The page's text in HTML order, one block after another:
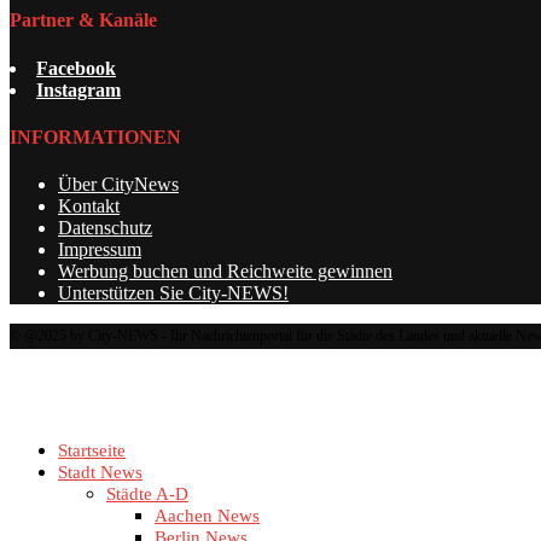
Partner & Kanäle
Facebook
Instagram
INFORMATIONEN
Über CityNews
Kontakt
Datenschutz
Impressum
Werbung buchen und Reichweite gewinnen
Unterstützen Sie City-NEWS!
Startseite
Stadt News
Städte A-D
Aachen News